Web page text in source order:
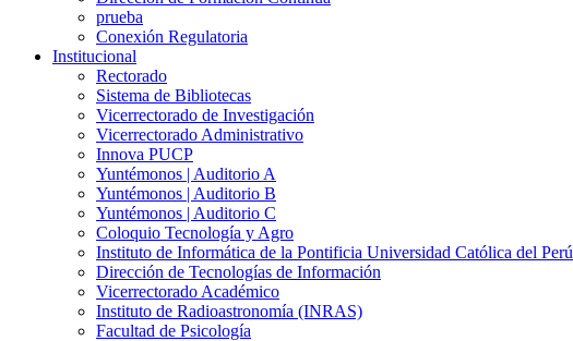
prueba
Conexión Regulatoria
Institucional
Rectorado
Sistema de Bibliotecas
Vicerrectorado de Investigación
Vicerrectorado Administrativo
Innova PUCP
Yuntémonos | Auditorio A
Yuntémonos | Auditorio B
Yuntémonos | Auditorio C
Coloquio Tecnología y Agro
Instituto de Informática de la Pontificia Universidad Católica del Perú
Dirección de Tecnologías de Información
Vicerrectorado Académico
Instituto de Radioastronomía (INRAS)
Facultad de Psicología